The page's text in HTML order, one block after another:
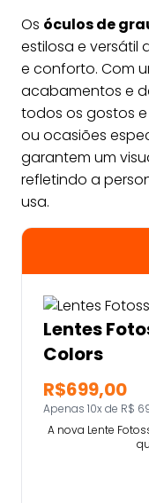
Os óculos de
estilosa e versátil
e conforto. Com
acabamentos e
todos os gostos
ou ocasiões
garantem um
refletindo a
usa.
Lentes
Colors
R$699,00
Apenas 10x de R$
A nova Lente